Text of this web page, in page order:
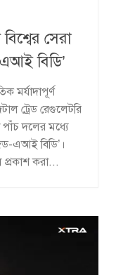
সেরা
বিডি’
মর্যাদাপূর্ণ
ট্রেড রেগুলেটরি
পাঁচ দলের মধ্যে
এআই বিডি’।
করা...